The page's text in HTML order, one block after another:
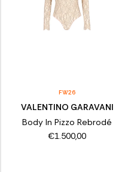
FW26
VALENTINO GARAVANI
Body In Pizzo Rebrodé
€1.500,00